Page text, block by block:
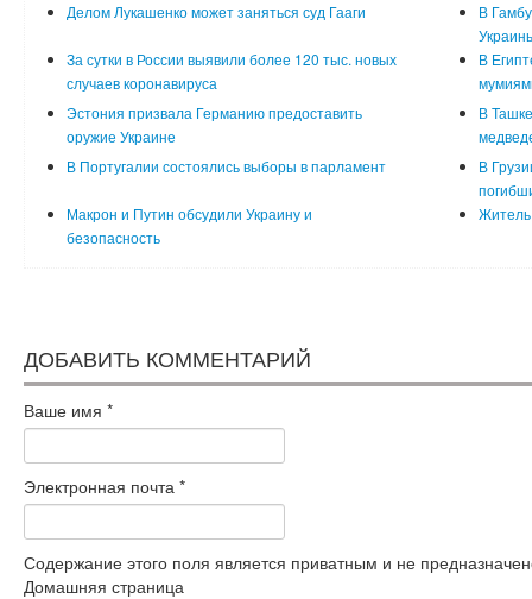
Делом Лукашенко может заняться суд Гааги
В
За сутки в России выявили более 120 тыс. новых
случаев коронавируса
В
Эстония призвала Германию предоставить
оружие Украине
В
В Португалии состоялись выборы в парламент
В
Макрон и Путин обсудили Украину и
безопасность
Житель
ДОБАВИТЬ КОММЕНТАРИЙ
Ваше имя *
Электронная почта *
Содержание этого поля является приватным и не
Домашняя страница